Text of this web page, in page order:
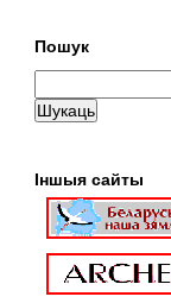
Пошук
Іншыя сайты